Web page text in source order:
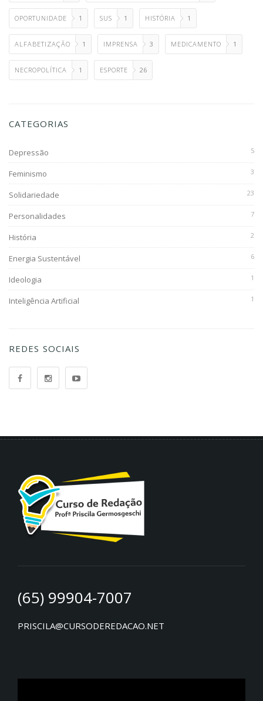
OPORTUNIDADE 1 SUS 1 HISTÓRIA 1
ALFABETIZAÇÃO 1 IMPRENSA 3 MEDICAMENTO 1
NECROPOLÍTICA 1 ESPORTE 26
CATEGORIAS
Depressão 5
Feminismo 3
Solidariedade 23
Personalidades 7
História 2
Energia Sustentável 6
Ideologia 1
Inteligência Artificial 1
REDES SOCIAIS
(65) 99904-7007
PRISCILA@CURSODEREDACAO.NET